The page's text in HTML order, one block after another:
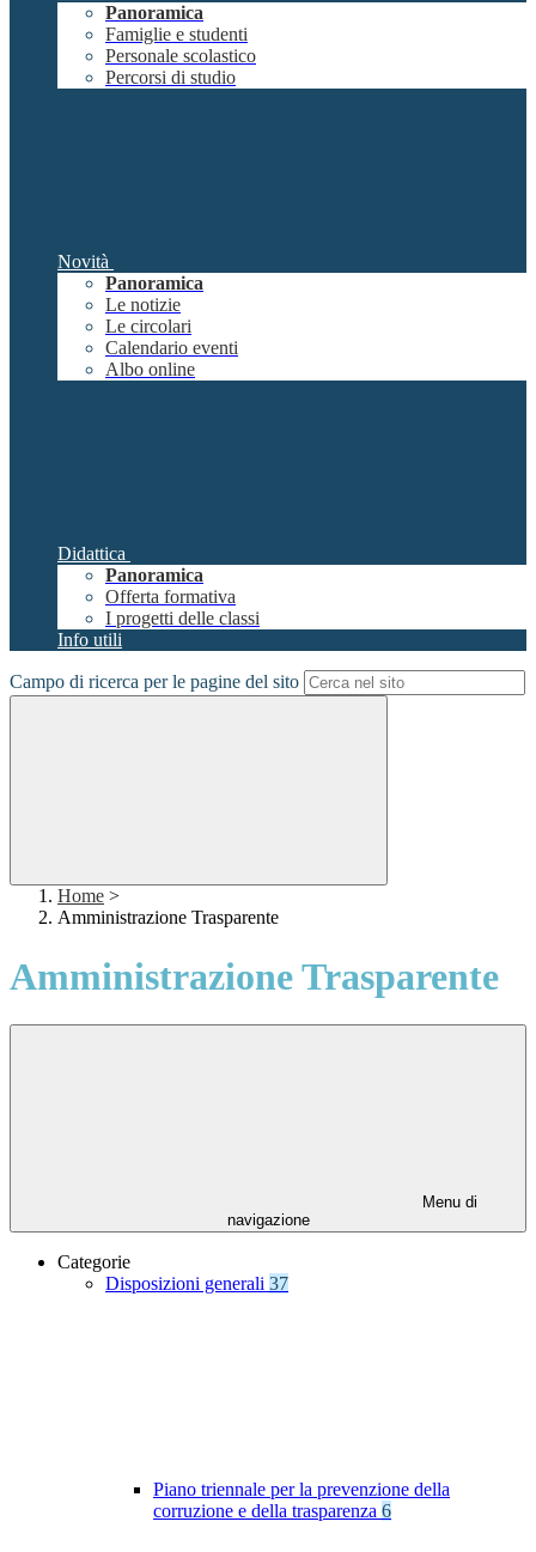
Panoramica
Famiglie e studenti
Personale scolastico
Percorsi di studio
Novità
Panoramica
Le notizie
Le circolari
Calendario eventi
Albo online
Didattica
Panoramica
Offerta formativa
I progetti delle classi
Info utili
Campo di ricerca per le pagine del sito
Home >
Amministrazione Trasparente
Amministrazione Trasparente
Menu di
navigazione
Categorie
Disposizioni generali 37
Piano triennale per la prevenzione della
corruzione e della trasparenza 6